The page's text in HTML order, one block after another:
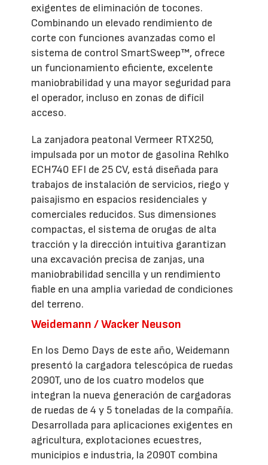
exigentes de eliminación de tocones.
Combinando un elevado rendimiento de
corte con funciones avanzadas como el
sistema de control SmartSweep™, ofrece
un funcionamiento eficiente, excelente
maniobrabilidad y una mayor seguridad para
el operador, incluso en zonas de difícil
acceso.
La zanjadora peatonal Vermeer RTX250,
impulsada por un motor de gasolina Rehlko
ECH740 EFI de 25 CV, está diseñada para
trabajos de instalación de servicios, riego y
paisajismo en espacios residenciales y
comerciales reducidos. Sus dimensiones
compactas, el sistema de orugas de alta
tracción y la dirección intuitiva garantizan
una excavación precisa de zanjas, una
maniobrabilidad sencilla y un rendimiento
fiable en una amplia variedad de condiciones
del terreno.
Weidemann / Wacker Neuson
En los Demo Days de este año, Weidemann
presentó la cargadora telescópica de ruedas
2090T, uno de los cuatro modelos que
integran la nueva generación de cargadoras
de ruedas de 4 y 5 toneladas de la compañía.
Desarrollada para aplicaciones exigentes en
agricultura, explotaciones ecuestres,
municipios e industria, la 2090T combina